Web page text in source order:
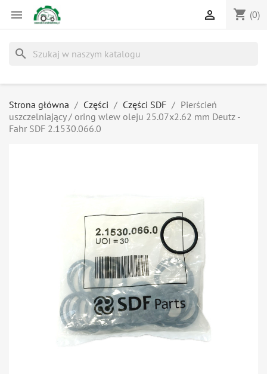
 shopping_cart (0)

search
Strona główna Części Części SDF
Pierścień
uszczelniający / oring wlew oleju 25.07x2.62 mm Deutz -
Fahr SDF 2.1530.066.0